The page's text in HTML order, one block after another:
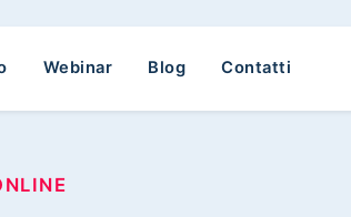
Webinar Blog Contatti